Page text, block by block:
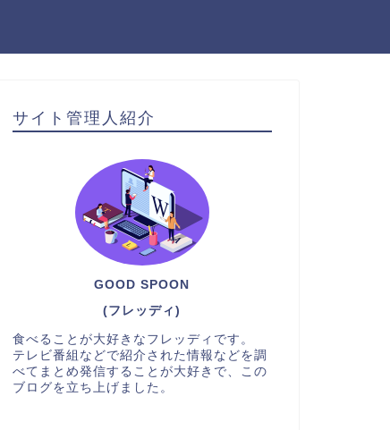
サイト管理人紹介
GOOD SPOON
(フレッディ)
食べることが大好きなフレッディです。
テレビ番組などで紹介された情報などを調
べてまとめ発信することが大好きで、この
ブログを立ち上げました。